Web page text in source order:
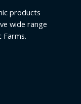
products
wide range